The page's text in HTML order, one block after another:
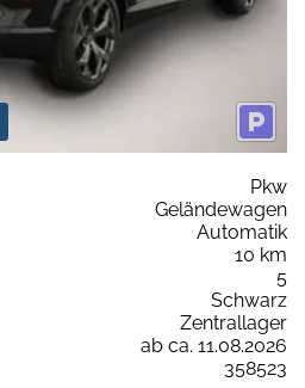
Pkw
Geländewagen
Automatik
10 km
5
Schwarz
Zentrallager
ab ca. 11.08.2026
358523